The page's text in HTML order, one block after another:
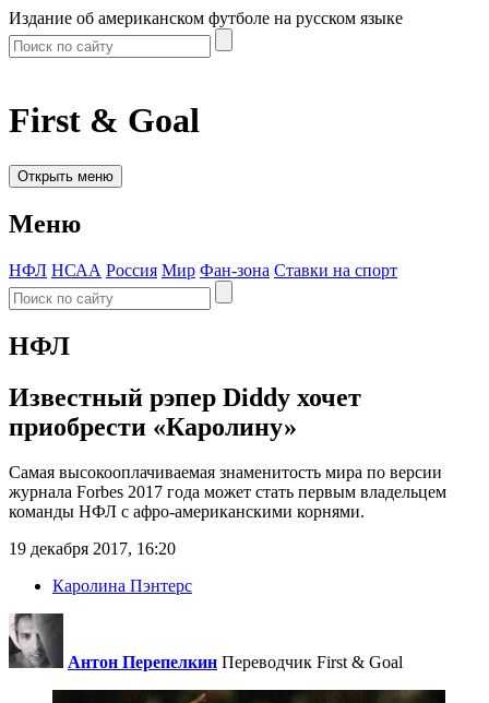
Издание об американском футболе на русском языке
First & Goal
Открыть меню
Меню
НФЛ НСАА Россия Мир Фан-зона Ставки на спорт
НФЛ
Известный рэпер Diddy хочет
приобрести «Каролину»
Самая высокооплачиваемая знаменитость мира по версии
журнала Forbes 2017 года может стать первым владельцем
команды НФЛ с афро-американскими корнями.
19 декабря 2017, 16:20
Каролина Пэнтерс
Антон Перепелкин Переводчик First & Goal